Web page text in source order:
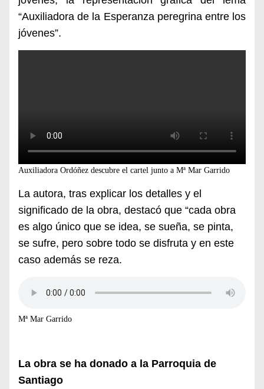
“Auxiliadora de la Esperanza peregrina entre los
jóvenes”.
Auxiliadora Ordóñez descubre el cartel junto a Mª Mar Garrido
La autora, tras explicar los detalles y el
significado de la obra, destacó que “cada obra
es algo único que se idea, se sueña, se pinta,
se sufre, pero sobre todo se disfruta y en este
caso además se reza.
Mª Mar Garrido
La obra se ha donado a la Parroquia de
Santiago